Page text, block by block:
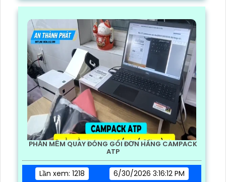
PHẦN MỀM QUAY ĐÓNG GÓI ĐƠN HÀNG CAMPACK
ATP
Lần xem: 1218
6/30/2026 3:16:12 PM